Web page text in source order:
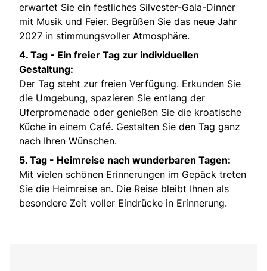
erwartet Sie ein festliches Silvester-Gala-Dinner
mit Musik und Feier. Begrüßen Sie das neue Jahr
2027 in stimmungsvoller Atmosphäre.
4. Tag - Ein freier Tag zur individuellen
Gestaltung:
Der Tag steht zur freien Verfügung. Erkunden Sie
die Umgebung, spazieren Sie entlang der
Uferpromenade oder genießen Sie die kroatische
Küche in einem Café. Gestalten Sie den Tag ganz
nach Ihren Wünschen.
5. Tag - Heimreise nach wunderbaren Tagen:
Mit vielen schönen Erinnerungen im Gepäck treten
Sie die Heimreise an. Die Reise bleibt Ihnen als
besondere Zeit voller Eindrücke in Erinnerung.